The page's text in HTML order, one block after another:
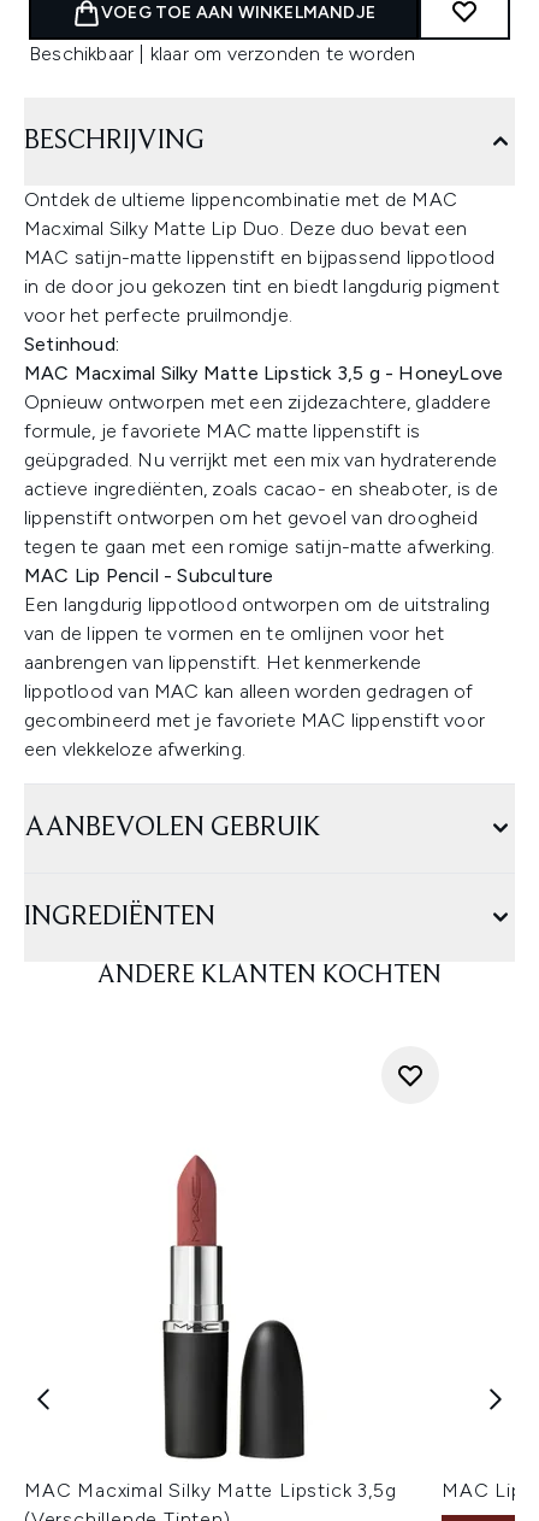
VOEG TOE AAN WINKELMANDJE
Beschikbaar | klaar om verzonden te worden
BESCHRIJVING
Ontdek de ultieme lippencombinatie met de MAC
Macximal Silky Matte Lip Duo. Deze duo bevat een
MAC satijn-matte lippenstift en bijpassend lippotlood
in de door jou gekozen tint en biedt langdurig pigment
voor het perfecte pruilmondje.
Setinhoud:
MAC Macximal Silky Matte Lipstick 3,5 g - HoneyLove
Opnieuw ontworpen met een zijdezachtere, gladdere
formule, je favoriete MAC matte lippenstift is
geüpgraded. Nu verrijkt met een mix van hydraterende
actieve ingrediënten, zoals cacao- en sheaboter, is de
lippenstift ontworpen om het gevoel van droogheid
tegen te gaan met een romige satijn-matte afwerking.
MAC Lip Pencil - Subculture
Een langdurig lippotlood ontworpen om de uitstraling
van de lippen te vormen en te omlijnen voor het
aanbrengen van lippenstift. Het kenmerkende
lippotlood van MAC kan alleen worden gedragen of
gecombineerd met je favoriete MAC lippenstift voor
een vlekkeloze afwerking.
AANBEVOLEN GEBRUIK
INGREDIËNTEN
ANDERE KLANTEN KOCHTEN
MAC Macximal Silky Matte Lipstick 3,5g
MAC